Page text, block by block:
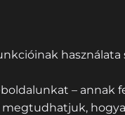
használata
– annak